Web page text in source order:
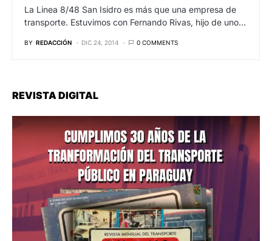
La Linea 8/48 San Isidro es más que una empresa de
transporte. Estuvimos con Fernando Rivas, hijo de uno…
BY REDACCIÓN DIC 24, 2014 0 COMMENTS
REVISTA DIGITAL